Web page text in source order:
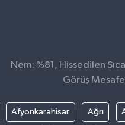
Nem: %81, Hissedilen
Görüş
Afyonkarahisar Ağrı